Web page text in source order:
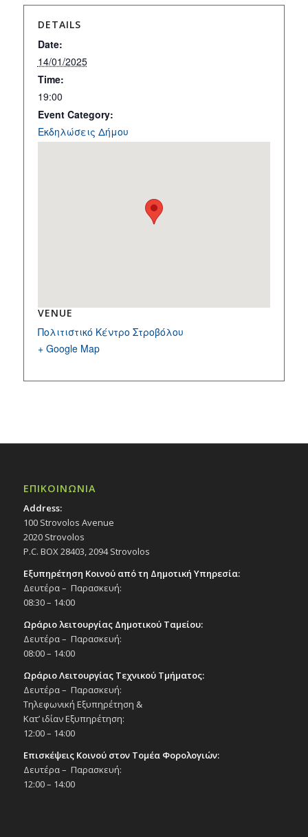
DETAILS
Date:
14/01/2025
Time:
19:00
Event Category:
Εκδηλώσεις Δήμου
VENUE
Πολιτιστικό Κέντρο Στροβόλου
+ Google Map
ΕΠΙΚΟΙΝΩΝΙΑ
Address:
100 Strovolos Avenue
2020 Strovolos
P.C. BOX 28403, 2094 Strovolos
Εξυπηρέτηση Κοινού από τη Δημοτική Υπηρεσία:
Δευτέρα – Παρασκευή:
08:30 – 14:00
Ωράριο λειτουργίας Δημοτικού Ταμείου:
Δευτέρα – Παρασκευή:
08:00 – 14:00
Ωράριο Λειτουργίας Τεχνικού Τμήματος:
Δευτέρα – Παρασκευή:
Τηλεφωνική Εξυπηρέτηση &
Κατ’ ιδίαν Εξυπηρέτηση:
12:00 – 14:00
Επισκέψεις Κοινού στον Τομέα Φορολογιών:
Δευτέρα – Παρασκευή:
12:00 – 14:00